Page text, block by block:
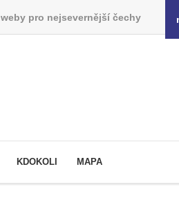
weby pro nejsevernější čechy
KDOKOLI MAPA